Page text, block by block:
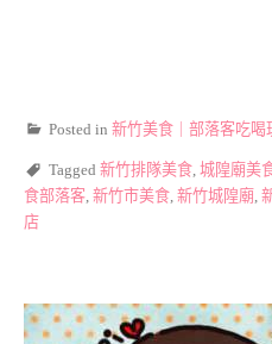
Posted in 新竹美食｜部落客吃喝
Tagged 新竹排隊美食, 城隍廟美
食部落客, 新竹市美食, 新竹城隍廟,
店